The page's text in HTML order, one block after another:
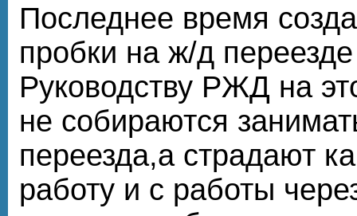
Последнее время
пробки на ж/д
Руководству РЖД на
не собираются
переезда,а страдают
работу и с работы